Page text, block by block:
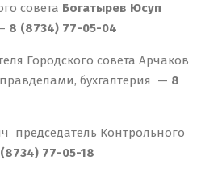
совета Богатырев Юсуп
8 (8734) 77-05-04
Городского совета Арчаков
бухгалтерия — 8
председатель Контрольного
77-05-18